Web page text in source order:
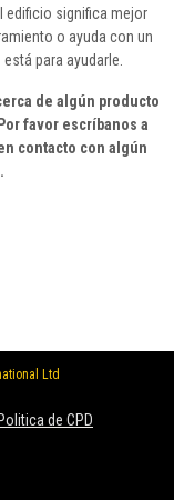
edificio significa mejor
o ayuda con un
para ayudarle.
de algún producto
favor escríbanos a
contacto con algún
Ltd
Politica de CPD